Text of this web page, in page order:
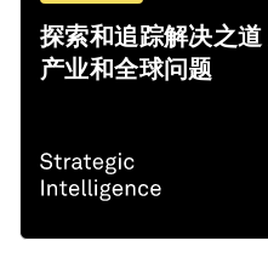
探索和追踪解决之道
产业和全球问题